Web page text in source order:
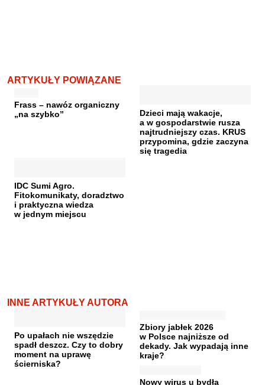
ARTYKUŁY POWIĄZANE
Frass – nawóz organiczny
„na szybko”
Dzieci mają wakacje,
a w gospodarstwie rusza
najtrudniejszy czas. KRUS
przypomina, gdzie zaczyna
się tragedia
IDC Sumi Agro.
Fitokomunikaty, doradztwo
i praktyczna wiedza
w jednym miejscu
INNE ARTYKUŁY AUTORA
Po upałach nie wszędzie
spadł deszcz. Czy to dobry
moment na uprawę
ścierniska?
Zbiory jabłek 2026
w Polsce najniższe od
dekady. Jak wypadają inne
kraje?
Nowy wirus u bydła